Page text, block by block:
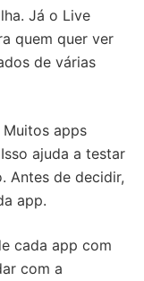
Já o Live
quem quer ver
de várias
apps
ajuda a testar
Antes de decidir,
app.
cada app com
com a